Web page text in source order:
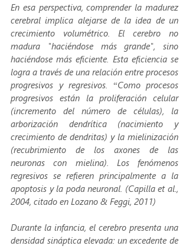
En esa perspectiva, comprender la madurez
cerebral implica alejarse de la idea de un
crecimiento volumétrico. El cerebro no
madura "haciéndose más grande", sino
haciéndose más eficiente. Esta eficiencia se
logra a través de una relación entre procesos
progresivos y regresivos. “Como procesos
progresivos están la proliferación celular
(incremento del número de células), la
arborización dendrítica (nacimiento y
crecimiento de dendritas) y la mielinización
(recubrimiento de los axones de las
neuronas con mielina). Los fenómenos
regresivos se refieren principalmente a la
apoptosis y la poda neuronal. (Capilla et al.,
2004, citado en Lozano & Feggi, 2011)
Durante la infancia, el cerebro presenta una
densidad sináptica elevada: un excedente de